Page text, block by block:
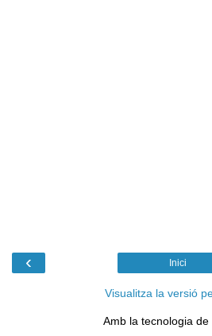
‹ Inici
Visualitza la versió
Amb la tecnologia de